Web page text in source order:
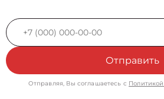
Отправить
Отправляя, Вы соглашаетесь с